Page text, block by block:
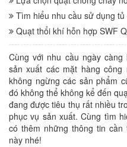
Tìm hiểu nhu cầu sử dụng
Quạt thổi khí hỗn hợp SWF
Cùng với nhu cầu ngày
sản xuất các mặt hàng
không ngừng các sản phẩm
đó không thể không kể đến
đang được tiêu thụ rất nhiều
phục vụ sản xuất. Cùng tìm
có thêm những thông tin
này nhé!